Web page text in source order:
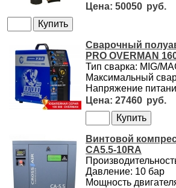
50050
Сварочный
PRO OVERMAN
Тип сварка: MIG/
Максимальный
Напряжение
27460
Винтовой
CA5.5-10RA
Давление: 10 бар
Мощность